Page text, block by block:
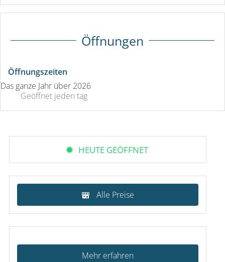
Öffnungen
Öffnungszeiten
Das ganze Jahr über 2026
Geöffnet jeden tag
HEUTE GEÖFFNET
Alle Preise
Mehr erfahren